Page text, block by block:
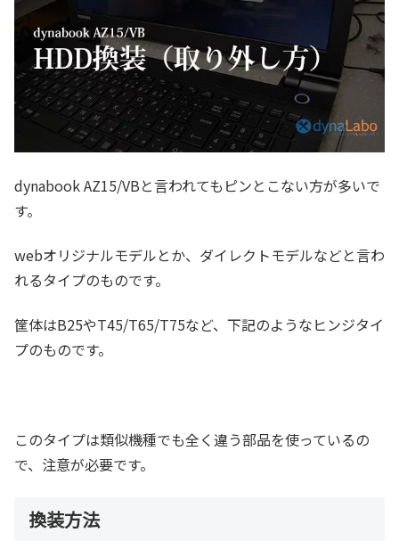
dynabook AZ15/VBと言われてもピンとこない方が多いで
す。
webオリジナルモデルとか、ダイレクトモデルなどと言わ
れるタイプのものです。
筐体はB25やT45/T65/T75など、下記のようなヒンジタイ
プのものです。
このタイプは類似機種でも全く違う部品を使っているの
で、注意が必要です。
換装方法